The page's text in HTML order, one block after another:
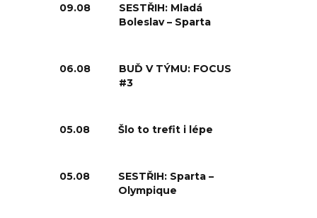
09.08
SESTŘIH: Mladá
Boleslav – Sparta
06.08
BUĎ V TÝMU: FOCUS
#3
05.08 Šlo to trefit i lépe
05.08
SESTŘIH: Sparta –
Olympique